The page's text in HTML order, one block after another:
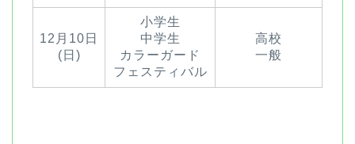
12月10日
(日)
小学生
中学生
カラーガード
フェスティバル
高校
一般